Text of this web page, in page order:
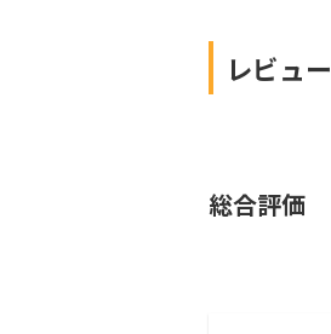
レビュー
総合評価